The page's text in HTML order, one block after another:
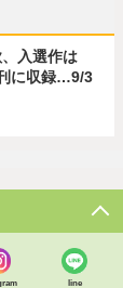
、入選作は
に収録…9/3
line